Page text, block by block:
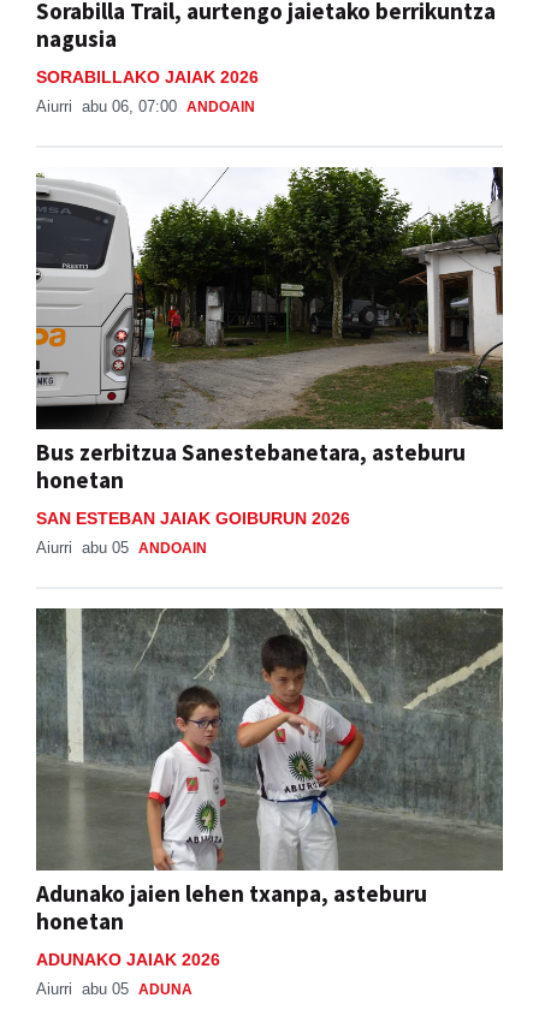
Sorabilla Trail, aurtengo jaietako berrikuntza
nagusia
SORABILLAKO JAIAK 2026
Aiurri abu 06, 07:00 ANDOAIN
Bus zerbitzua Sanestebanetara, asteburu
honetan
SAN ESTEBAN JAIAK GOIBURUN 2026
Aiurri abu 05 ANDOAIN
Adunako jaien lehen txanpa, asteburu
honetan
ADUNAKO JAIAK 2026
Aiurri abu 05 ADUNA